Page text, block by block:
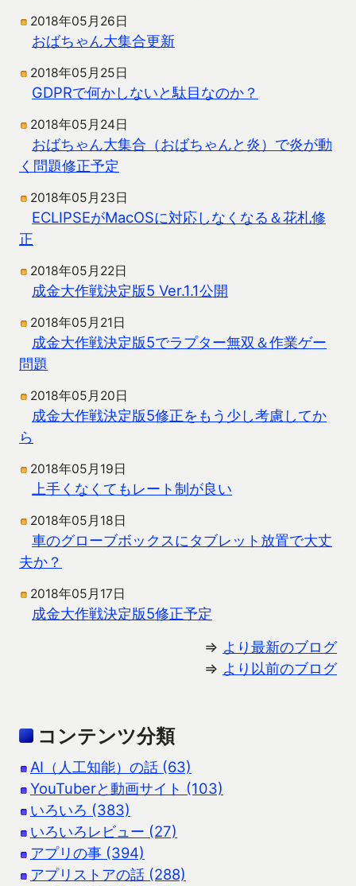
2018年05月26日
おばちゃん大集合更新
2018年05月25日
GDPRで何かしないと駄目なのか？
2018年05月24日
おばちゃん大集合（おばちゃんと炎）で炎が動
く問題修正予定
2018年05月23日
ECLIPSEがMacOSに対応しなくなる＆花札修
正
2018年05月22日
成金大作戦決定版5 Ver.1.1公開
2018年05月21日
成金大作戦決定版5でラプター無双＆作業ゲー
問題
2018年05月20日
成金大作戦決定版5修正をもう少し考慮してか
ら
2018年05月19日
上手くなくてもレート制が良い
2018年05月18日
車のグローブボックスにタブレット放置で大丈
夫か？
2018年05月17日
成金大作戦決定版5修正予定
⇒ より最新のブログ
⇒ より以前のブログ
コンテンツ分類
AI（人工知能）の話 (63)
YouTuberと動画サイト (103)
いろいろ (383)
いろいろレビュー (27)
アプリの事 (394)
アプリストアの話 (288)